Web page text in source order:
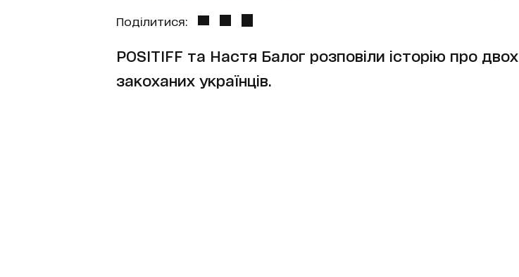
Поділитися:
POSITIFF та Настя Балог розповіли історію про двох
закоханих українців.